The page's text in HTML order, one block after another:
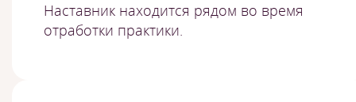
Наставник находится рядом во время
отработки практики.